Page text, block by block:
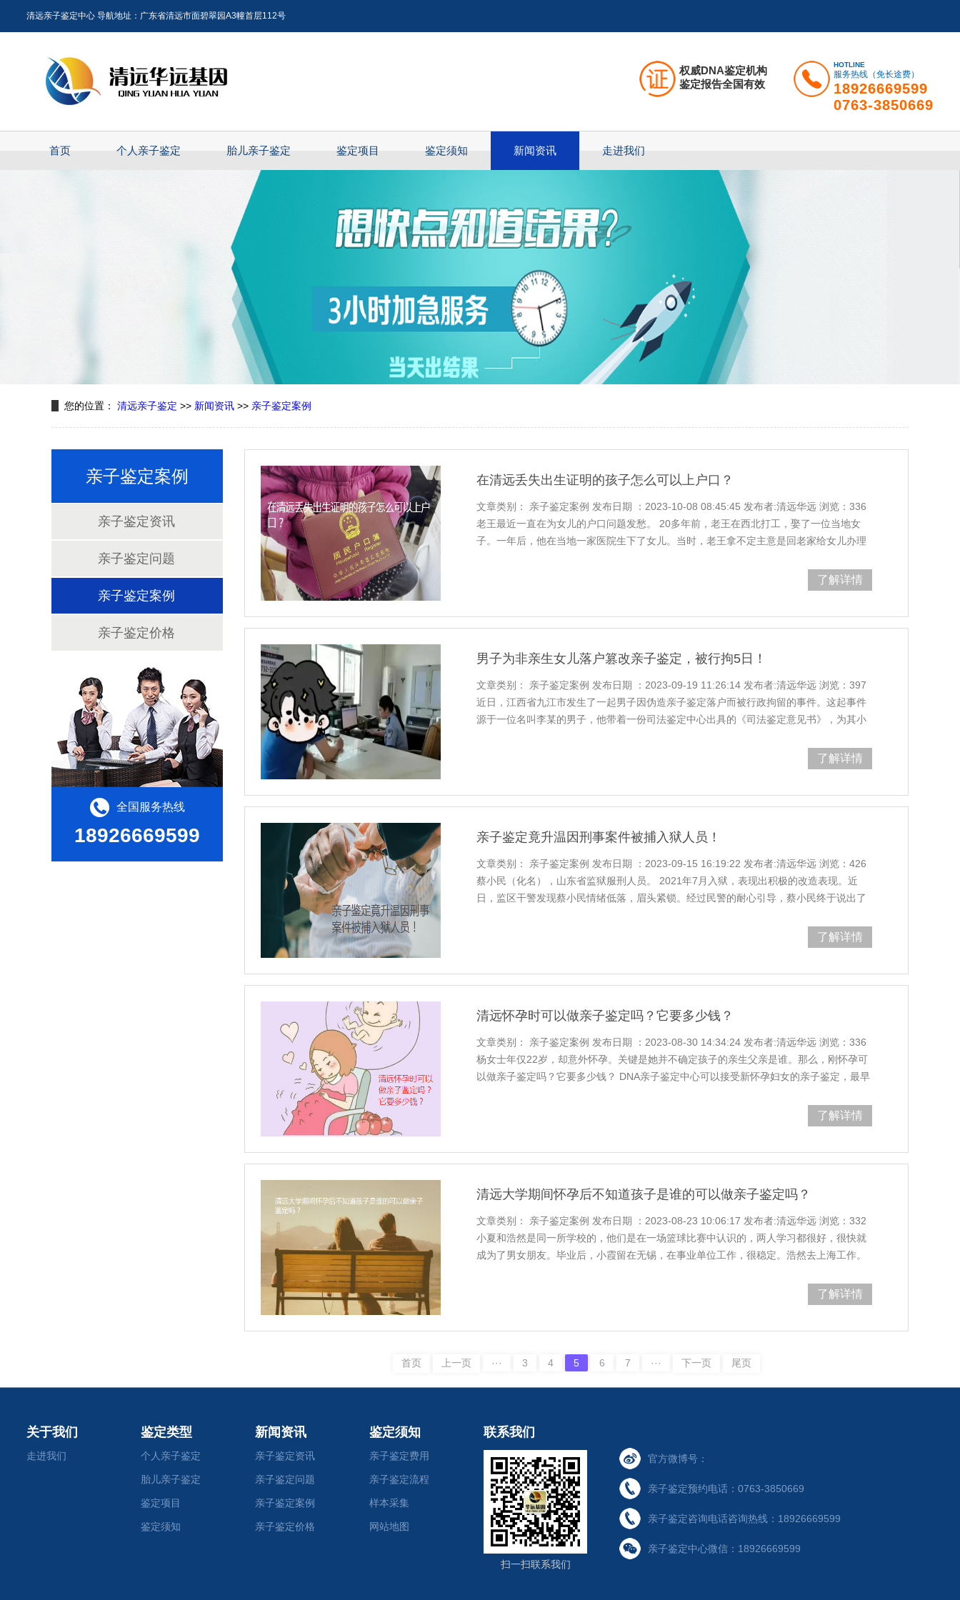
清远亲子鉴定中心 导航地址：广东省清远市面碧翠园A3幢首层112号
权威DNA鉴定机构
鉴定报告全国有效
HOTLINE
服务热线（免长途费）
18926669599
0763-3850669
首页 个人亲子鉴定 胎儿亲子鉴定 鉴定项目 鉴定须知 新闻资讯 走进我们
您的位置： 清远亲子鉴定 >> 新闻资讯 >> 亲子鉴定案例
亲子鉴定案例
亲子鉴定资讯
亲子鉴定问题
亲子鉴定案例
亲子鉴定价格
全国服务热线
18926669599
在清远丢失出生证明的孩子怎么可以上户口？
文章类别： 亲子鉴定案例 发布日期 ：2023-10-08 08:45:45 发布者:清远华远 浏览：336
老王最近一直在为女儿的户口问题发愁。 20多年前，老王在西北打工，娶了一位当地女
子。一年后，他在当地一家医院生下了女儿。当时，老王拿不定主意是回老家给女儿办理
了解详情
男子为非亲生女儿落户篡改亲子鉴定，被行拘5日！
文章类别： 亲子鉴定案例 发布日期 ：2023-09-19 11:26:14 发布者:清远华远 浏览：397
近日，江西省九江市发生了一起男子因伪造亲子鉴定落户而被行政拘留的事件。这起事件
源于一位名叫李某的男子，他带着一份司法鉴定中心出具的《司法鉴定意见书》，为其小
了解详情
亲子鉴定竟升温因刑事案件被捕入狱人员！
文章类别： 亲子鉴定案例 发布日期 ：2023-09-15 16:19:22 发布者:清远华远 浏览：426
蔡小民（化名），山东省监狱服刑人员。 2021年7月入狱，表现出积极的改造表现。近
日，监区干警发现蔡小民情绪低落，眉头紧锁。经过民警的耐心引导，蔡小民终于说出了
了解详情
清远怀孕时可以做亲子鉴定吗？它要多少钱？
文章类别： 亲子鉴定案例 发布日期 ：2023-08-30 14:34:24 发布者:清远华远 浏览：336
杨女士年仅22岁，却意外怀孕。关键是她并不确定孩子的亲生父亲是谁。那么，刚怀孕可
以做亲子鉴定吗？它要多少钱？ DNA亲子鉴定中心可以接受新怀孕妇女的亲子鉴定，最早
了解详情
清远大学期间怀孕后不知道孩子是谁的可以做亲子鉴定吗？
文章类别： 亲子鉴定案例 发布日期 ：2023-08-23 10:06:17 发布者:清远华远 浏览：332
小夏和浩然是同一所学校的，他们是在一场篮球比赛中认识的，两人学习都很好，很快就
成为了男女朋友。毕业后，小霞留在无锡，在事业单位工作，很稳定。浩然去上海工作。
了解详情
首页 上一页 ··· 3 4 5 6 7 ··· 下一页 尾页
关于我们
走进我们
鉴定类型
个人亲子鉴定
胎儿亲子鉴定
鉴定项目
鉴定须知
新闻资讯
亲子鉴定资讯
亲子鉴定问题
亲子鉴定案例
亲子鉴定价格
鉴定须知
亲子鉴定费用
亲子鉴定流程
样本采集
网站地图
联系我们
扫一扫联系我们
官方微博号：
亲子鉴定预约电话：0763-3850669
亲子鉴定咨询电话咨询热线：18926669599
亲子鉴定中心微信：18926669599